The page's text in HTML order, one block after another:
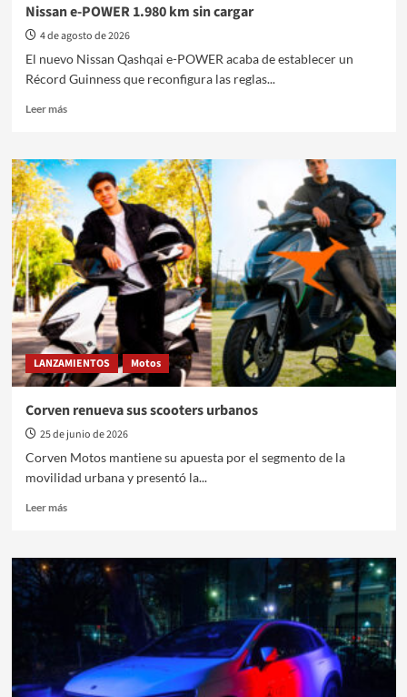
Nissan e-POWER 1.980 km sin cargar
4 de agosto de 2026
El nuevo Nissan Qashqai e-POWER acaba de establecer un
Récord Guinness que reconfigura las reglas...
Leer másLeer
Nissan
e-
POWER
1.980
km
sin
cargar
LANZAMIENTOS Motos
Corven renueva sus scooters urbanos
25 de junio de 2026
Corven Motos mantiene su apuesta por el segmento de la
movilidad urbana y presentó la...
Leer másLeer
Corven
renueva
scooters
urbanos